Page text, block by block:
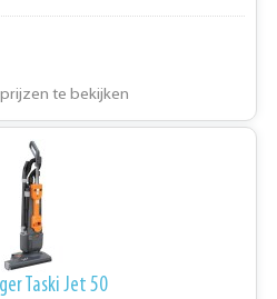
te bekijken
Taski Jet 50